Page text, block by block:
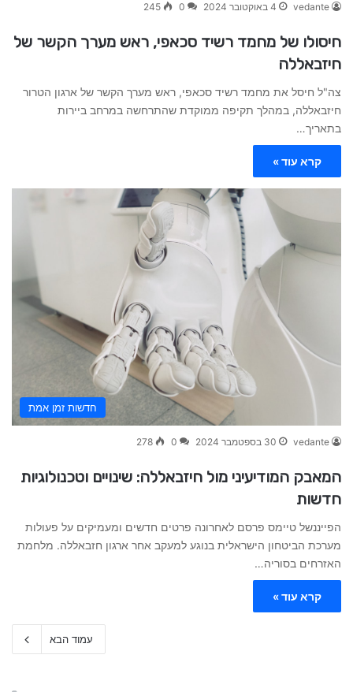
vedante 4 באוקטובר 2024 0
245
חיסולו של מחמד רשיד סכאפי, ראש מערך הקשר של
חיזבאללה
צה"ל חיסל את מחמד רשיד סכאפי, ראש מערך הקשר של ארגון הטרור
חיזבאללה, במהלך תקיפה ממוקדת שהתרחשה במרחב ביירות
בתאריך…
קרא עוד »
חדשות זמן אמת
vedante 30 בספטמבר 2024 0
278
המאבק המודיעיני מול חיזבאללה: שינויים וטכנולוגיות
חדשות
הפייננשל טיימס פרסם לאחרונה פרטים חדשים ומעמיקים על פעולות
מערכת הביטחון הישראלית בנוגע למעקב אחר ארגון חזבאללה. מלחמת
האזרחים בסוריה…
קרא עוד »
עמוד הבא